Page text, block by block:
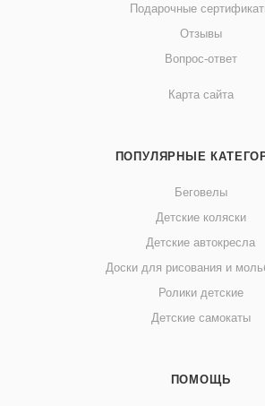
Подарочные
Отзывы
Вопрос-ответ
Карта сайта
ПОПУЛЯРНЫЕ
Беговелы
Детские коляски
Детские автокресла
Доски для рисования и
Ролики детские
Детские самокаты
ПОМОЩЬ